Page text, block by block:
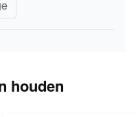
houden